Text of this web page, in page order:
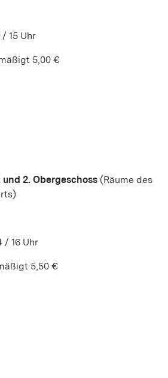
/ 15 Uhr
5,00 €
und 2. Obergeschoss (Räume des
/ 16 Uhr
5,50 €